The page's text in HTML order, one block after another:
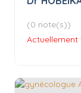
(0 note(s))
Actuellement